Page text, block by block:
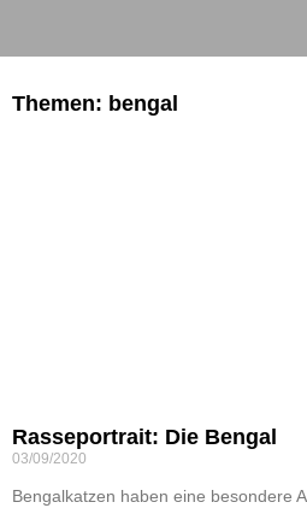
Themen: bengal
Rasseportrait: Die Bengal
03/09/2020
Bengalkatzen haben eine besondere